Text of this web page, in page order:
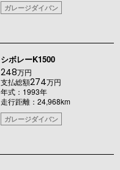
ガレージダイバン
シボレーK1500
248万円
支払総額274万円
年式：1993年
走行距離：24,968km
ガレージダイバン